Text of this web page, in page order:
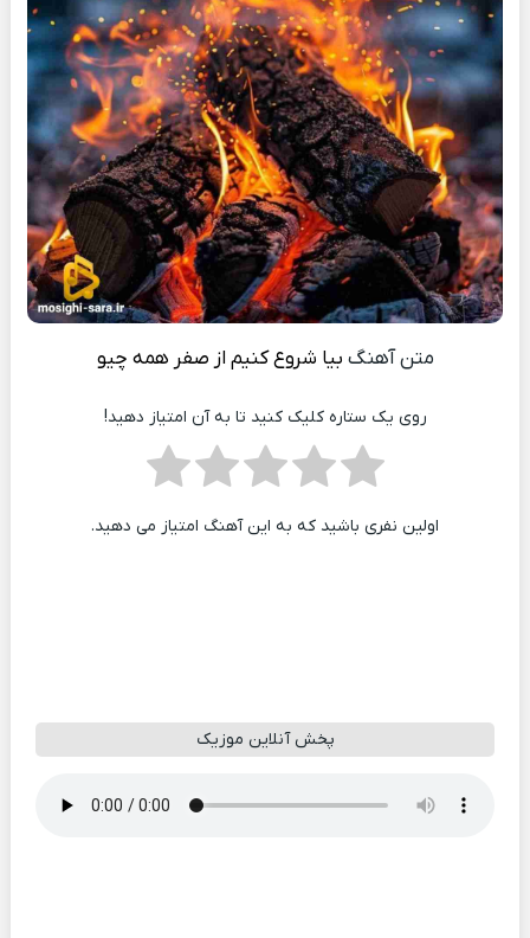
متن آهنگ بیا شروع کنیم از صفر همه چیو
روی یک ستاره کلیک کنید تا به آن امتیاز دهید!
اولین نفری باشید که به این آهنگ امتیاز می دهید.
پخش آنلاین موزیک